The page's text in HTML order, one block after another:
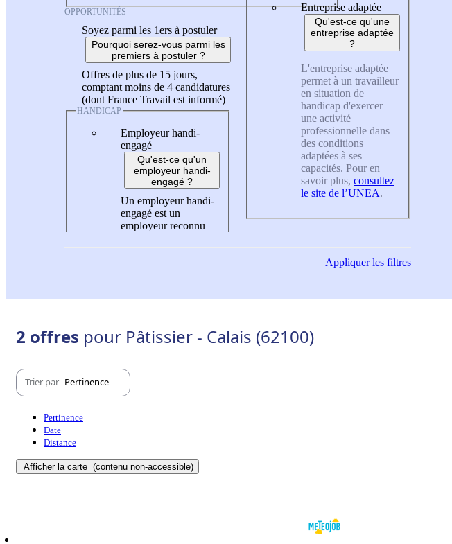
OPPORTUNITÉS
Soyez parmi les 1ers à postuler
Pourquoi serez-vous parmi les
premiers à postuler ?
Offres de plus de 15 jours,
comptant moins de 4 candidatures
(dont France Travail est informé)
HANDICAP
Employeur handi-
engagé
Qu'est-ce qu'un
employeur handi-
engagé ?
Un employeur handi-
engagé est un
employeur reconnu
Entreprise adaptée
Qu'est-ce qu'une
entreprise adaptée
?
L'entreprise adaptée
permet à un travailleur
en situation de
handicap d'exercer
une activité
professionnelle dans
des conditions
adaptées à ses
capacités. Pour en
savoir plus, consultez
le site de l’UNEA.
Appliquerles filtres
2 offres pour Pâtissier - Calais (62100)
Trier par Pertinence
Pertinence
Date
Distance
Afficher la carte (contenu non-accessible)